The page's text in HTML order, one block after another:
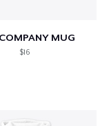
MUG
$16